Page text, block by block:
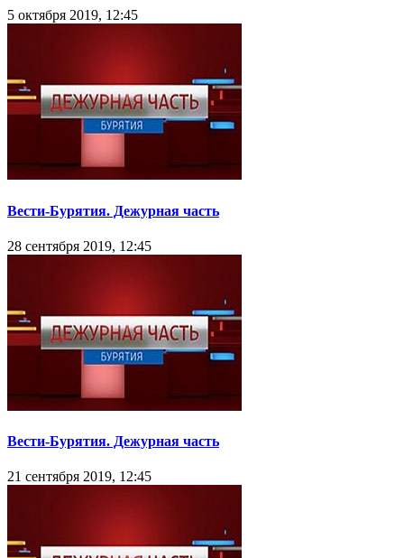
5 октября 2019, 12:45
Вести-Бурятия. Дежурная часть
28 сентября 2019, 12:45
Вести-Бурятия. Дежурная часть
21 сентября 2019, 12:45